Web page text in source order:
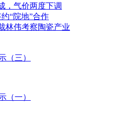
，气价两度下调
“院地”合作
林伟考察陶瓷产业